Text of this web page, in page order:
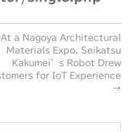
At a Nagoya Architectural
Materials Expo, Seikatsu
Kakumei’s Robot Drew
for IoT Experience
→